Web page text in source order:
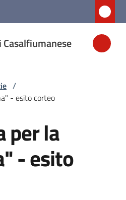
Casalfiumanese
/
- esito corteo
per la
- esito